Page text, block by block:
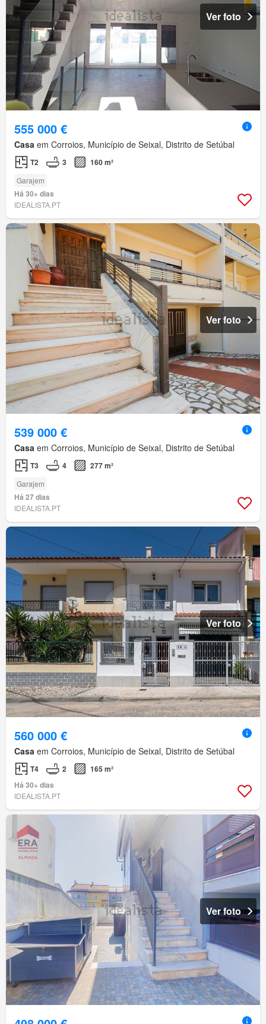
Ver foto
555 000 €
Casa em Corroios, Município de Seixal, Distrito de Setúbal
T2 3 160 m²
Garajem
Há 30+ dias
IDEALISTA.PT
Ver foto
539 000 €
Casa em Corroios, Município de Seixal, Distrito de Setúbal
T3 4 277 m²
Garajem
Há 27 dias
IDEALISTA.PT
Ver foto
560 000 €
Casa em Corroios, Município de Seixal, Distrito de Setúbal
T4 2
165 m²
Há 30+ dias
IDEALISTA.PT
Ver foto